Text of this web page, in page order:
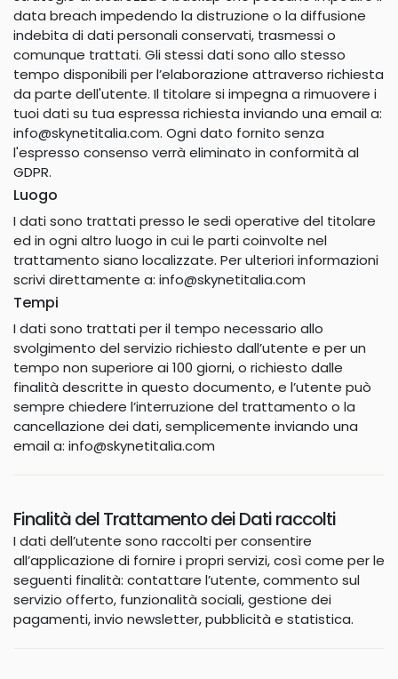
data breach impedendo la distruzione o la diffusione
indebita di dati personali conservati, trasmessi o
comunque trattati. Gli stessi dati sono allo stesso
tempo disponibili per l’elaborazione attraverso richiesta
da parte dell'utente. Il titolare si impegna a rimuovere i
tuoi dati su tua espressa richiesta inviando una email a:
info@skynetitalia.com. Ogni dato fornito senza
l'espresso consenso verrà eliminato in conformità al
GDPR.
Luogo
I dati sono trattati presso le sedi operative del titolare
ed in ogni altro luogo in cui le parti coinvolte nel
trattamento siano localizzate. Per ulteriori informazioni
scrivi direttamente a: info@skynetitalia.com
Tempi
I dati sono trattati per il tempo necessario allo
svolgimento del servizio richiesto dall’utente e per un
tempo non superiore ai 100 giorni, o richiesto dalle
finalità descritte in questo documento, e l’utente può
sempre chiedere l’interruzione del trattamento o la
cancellazione dei dati, semplicemente inviando una
email a: info@skynetitalia.com
Finalità del Trattamento dei Dati raccolti
I dati dell’utente sono raccolti per consentire
all’applicazione di fornire i propri servizi, così come per le
seguenti finalità: contattare l’utente, commento sul
servizio offerto, funzionalità sociali, gestione dei
pagamenti, invio newsletter, pubblicità e statistica.